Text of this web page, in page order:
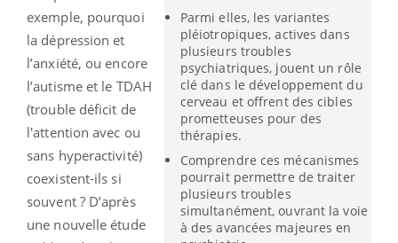
Parmi elles, les variantes
pléiotropiques, actives dans
plusieurs troubles
psychiatriques, jouent un rôle
clé dans le développement du
cerveau et offrent des cibles
prometteuses pour des
thérapies.
Comprendre ces mécanismes
pourrait permettre de traiter
plusieurs troubles
simultanément, ouvrant la voie
à des avancées majeures en
exemple, pourquoi
la dépression et
l’anxiété, ou encore
l’autisme et le TDAH
(trouble déficit de
l'attention avec ou
sans hyperactivité)
coexistent-ils si
souvent ? D’après
une nouvelle étude